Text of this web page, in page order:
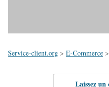
Service-client.org > E-Commerce >
Laissez